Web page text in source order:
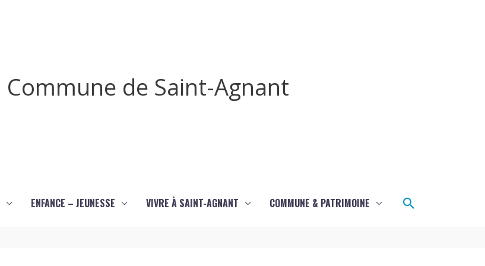
Commune de Saint-Agnant
ENFANCE – JEUNESSE VIVRE À SAINT-AGNANT COMMUNE & PATRIMOINE Rechercher